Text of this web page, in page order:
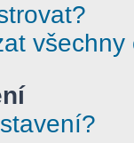
všechny